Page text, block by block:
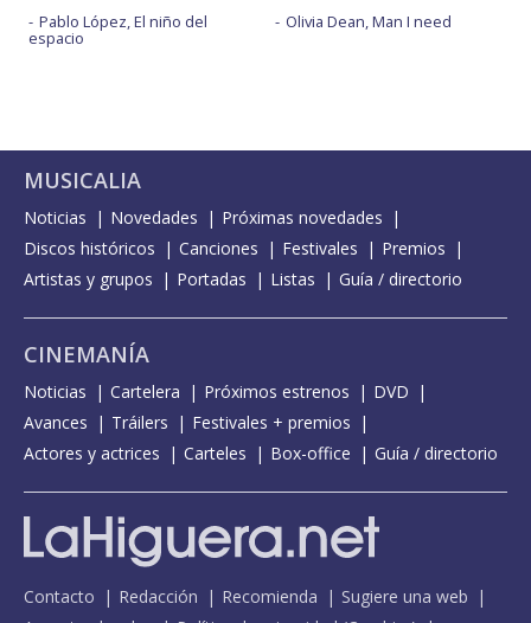
Pablo López, El niño del
espacio
Olivia Dean, Man I need
MUSICALIA
Noticias Novedades
Próximas novedades
Discos históricos
Canciones Festivales
Premios
Artistas y grupos
Portadas Listas Guía / directorio
CINEMANÍA
Noticias Cartelera Próximos estrenos
DVD
Avances
Tráilers
Festivales + premios
Actores y actrices
Carteles Box-office Guía / directorio
Contacto Redacción Recomienda
Sugiere una web